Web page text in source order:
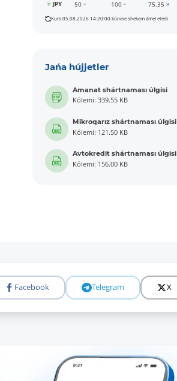
JPY
50 100 75.35
Kurs 05.08.2026 14:20:00 kúnine shekem ámel etedi
Jańa hújjetler
Amanat shártnaması úlgisi
Kólemi: 339.55 KB
Mikroqarız shártnaması úlgisi
Kólemi: 121.50 KB
Avtokredit shártnaması úlgisi
Kólemi: 156.00 KB
Facebook Telegram X